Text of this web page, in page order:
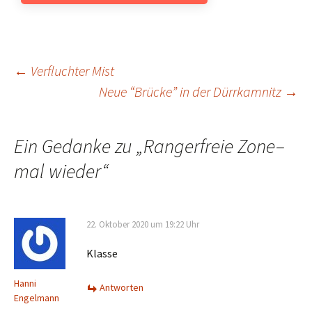
Beitrags-
← Verfluchter Mist
Neue “Brücke” in der Dürrkamnitz →
Ein Gedanke zu „Rangerfreie Zone–
mal wieder“
Hanni
Engelmann
22. Oktober 2020 um 19:22 Uhr
Klasse
Antworten